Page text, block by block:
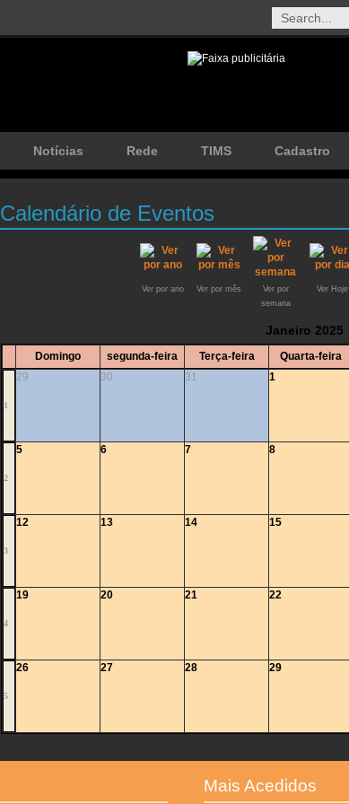
Notícias Rede TIMS Cadastro
Calendário de Eventos
Ver por ano Ver por mês
Ver por
semana
Ver Hoje
Janeiro 2025
Domingo segunda-feira Terça-feira Quarta-feira
1
29 30 31 1
2
5 6 7 8
3
12 13 14 15
4
19 20 21 22
5
26 27 28 29
Mais Acedidos